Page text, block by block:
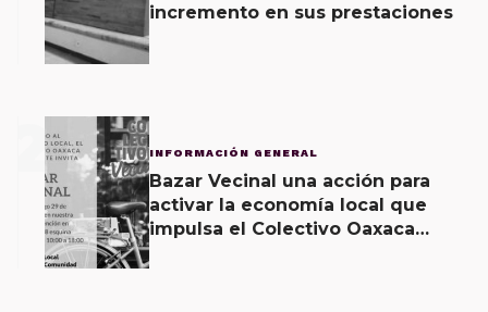
incremento en sus prestaciones
2 INFORMACIÓN GENERAL
Bazar Vecinal una acción para
activar la economía local que
impulsa el Colectivo Oaxaca